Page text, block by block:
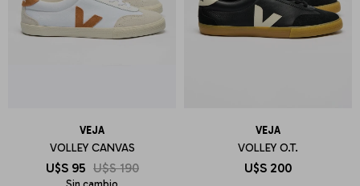
VEJA
VOLLEY CANVAS
U$S 95 U$S 190
VEJA
VOLLEY O.T.
U$S 200